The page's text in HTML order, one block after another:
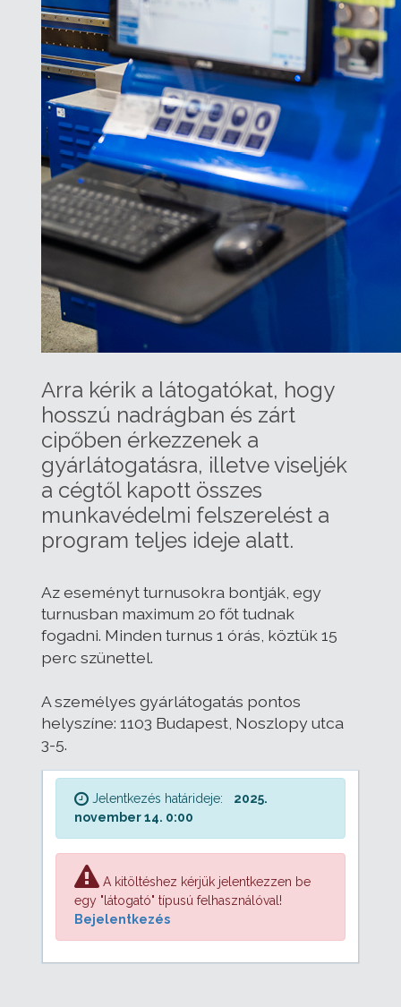
Arra kérik a látogatókat, hogy
hosszú nadrágban és zárt
cipőben érkezzenek a
gyárlátogatásra, illetve viseljék
a cégtől kapott összes
munkavédelmi felszerelést a
program teljes ideje alatt.
Az eseményt turnusokra bontják, egy
turnusban maximum 20 főt tudnak
fogadni. Minden turnus 1 órás, köztük 15
perc szünettel.
A személyes gyárlátogatás pontos
helyszíne: 1103 Budapest, Noszlopy utca
3-5.
Jelentkezés határideje:
2025.
november 14. 0:00
A kitöltéshez kérjük jelentkezzen be
egy "látogató" típusú felhasználóval!
Bejelentkezés